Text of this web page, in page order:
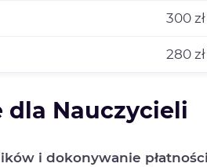
300 zł
280 zł
dla Nauczycieli
i dokonywanie